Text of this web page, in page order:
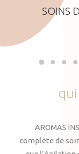
SOINS
qui
AROMAS
complète de